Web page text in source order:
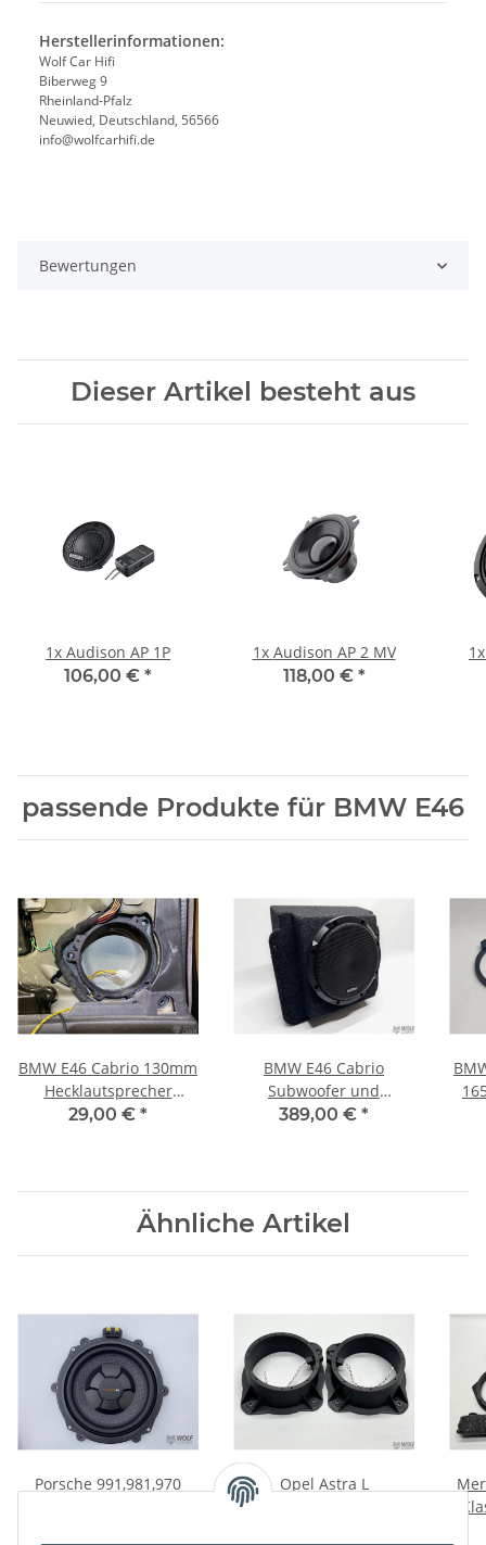
Herstellerinformationen:
Wolf Car Hifi
Biberweg 9
Rheinland-Pfalz
Neuwied, Deutschland, 56566
info@wolfcarhifi.de
Bewertungen
Dieser Artikel besteht aus
1x Audison AP 1P
106,00 € *
1x Audison AP 2 MV
118,00 € *
passende Produkte für BMW E46
BMW E46 Cabrio 130mm
Hecklautsprecher
Lautsprecher Adapter
29,00 € *
BMW E46 Cabrio
Subwoofer und
Skisackabdeckung mit
389,00 € *
Ähnliche Artikel
Porsche 991,981,970
Opel Astra L
Lautsprecheradapter